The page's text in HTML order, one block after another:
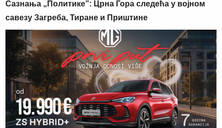
Сазнања „Политике”: Црна Гора следећа у војном
савезу Загреба, Тиране и Приштине